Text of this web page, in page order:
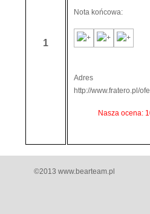
1
Nota końcowa:
Adres
http://www.fratero.pl/
Nasza ocena:
©2013 www.bearteam.pl